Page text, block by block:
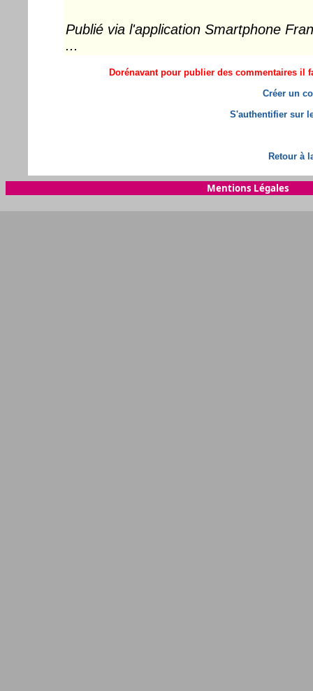
Publié via l'application Smartphone
...
Dorénavant pour publier des commentaires il
Créer un
S'authentifier sur
Retour à
Mentions Légales